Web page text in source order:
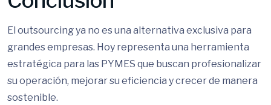
El outsourcing ya no es una alternativa exclusiva para
grandes empresas. Hoy representa una herramienta
estratégica para las PYMES que buscan profesionalizar
su operación, mejorar su eficiencia y crecer de manera
sostenible.